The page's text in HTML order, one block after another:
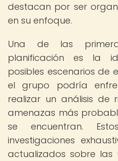
destacan por ser
en su enfoque.
Una de las
planificación es la
posibles escenarios de
el grupo podría
realizar un análisis de
amenazas más
se encuentran.
investigaciones
actualizados sobre las